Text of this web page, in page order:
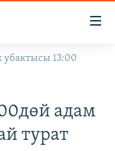
13:00
адам
турат